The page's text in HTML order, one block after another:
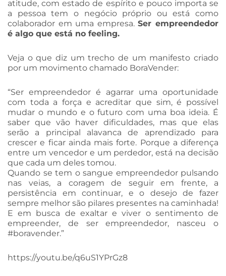
atitude, com estado de espírito e pouco importa se
a pessoa tem o negócio próprio ou está como
colaborador em uma empresa.Ser empreendedor
é algo que está no feeling.
Veja o que diz um trecho de um manifesto criado
por um movimento chamado BoraVender:
“Ser empreendedor é agarrar uma oportunidade
com toda a força e acreditar que sim, é possível
mudar o mundo e o futuro com uma boa ideia. É
saber que vão haver dificuldades, mas que elas
serão a principal alavanca de aprendizado para
crescer e ficar ainda mais forte. Porque a diferença
entre um vencedor e um perdedor, está na decisão
que cada um deles tomou.
Quando se tem o sangue empreendedor pulsando
nas veias, a coragem de seguir em frente, a
persistência em continuar, e o desejo de fazer
sempre melhor são pilares presentes na caminhada!
E em busca de exaltar e viver o sentimento de
empreender, de ser empreendedor, nasceu o
#boravender.”
https://youtu.be/q6uS1YPrGz8